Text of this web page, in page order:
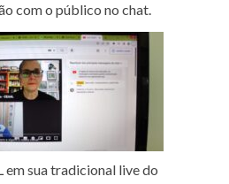
com o público no chat.
em sua tradicional live do